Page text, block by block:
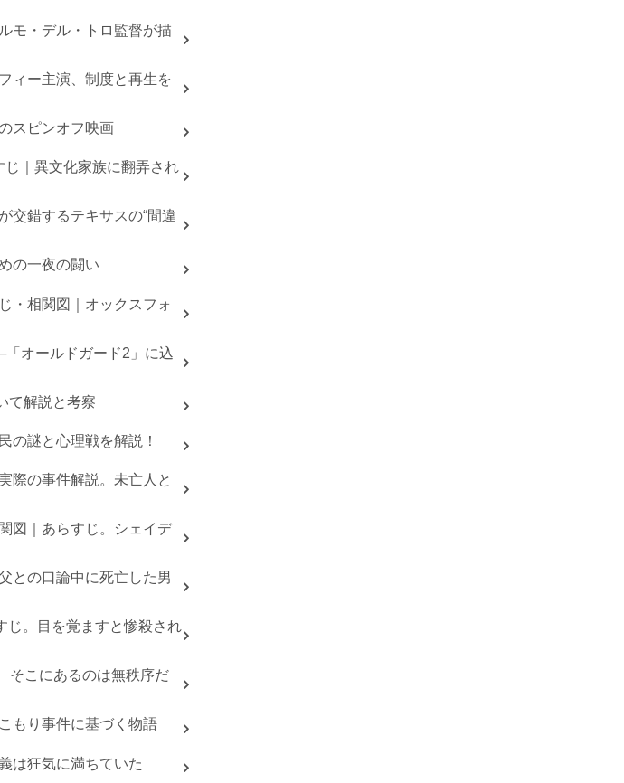
モ・デル・トロ監督が描
ィー主演、制度と再生を
スピンオフ映画
｜異文化家族に翻弄され
交錯するテキサスの“間違
の一夜の闘い
・相関図｜オックスフォ
オールドガード2」に込
て解説と考察
の謎と心理戦を解説！
際の事件解説。未亡人と
図｜あらすじ。シェイデ
との口論中に死亡した男
じ。目を覚ますと惨殺され
そこにあるのは無秩序だ
もり事件に基づく物語
は狂気に満ちていた